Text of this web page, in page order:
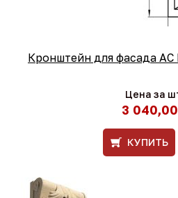
Кронштейн для фасада
Цена за
3
КУПИТЬ